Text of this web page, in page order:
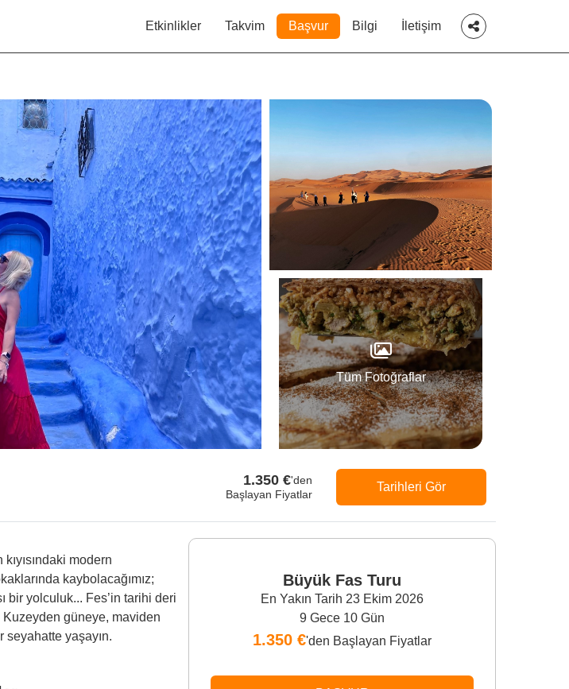
Etkinlikler Takvim Başvur Bilgi İletişim
Tüm Fotoğraflar
1.350 €'den
Başlayan Fiyatlar
Tarihleri Gör
modern
kaybolacağımız;
bir yolculuk... Fes’in tarihi deri
Kuzeyden güneye, maviden
seyahatte yaşayın.
Büyük Fas Turu
En Yakın Tarih 23 Ekim 2026
9 Gece 10 Gün
1.350 €'den Başlayan Fiyatlar